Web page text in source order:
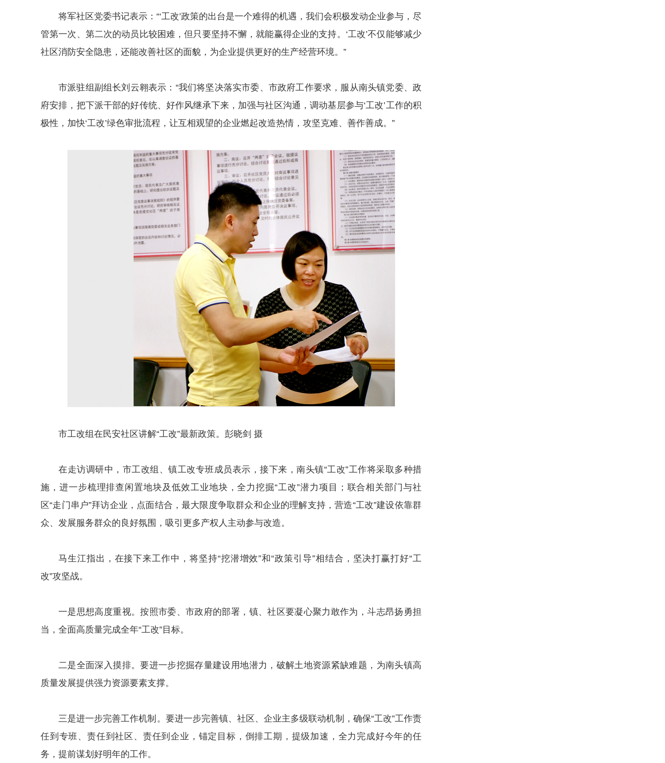
将军社区党委书记表示：“‘工改’政策的出台是一个难得的机遇，我们会积极发动企业参与，尽
管第一次、第二次的动员比较困难，但只要坚持不懈，就能赢得企业的支持。‘工改’不仅能够减少
社区消防安全隐患，还能改善社区的面貌，为企业提供更好的生产经营环境。”
市派驻组副组长刘云翱表示：“我们将坚决落实市委、市政府工作要求，服从南头镇党委、政
府安排，把下派干部的好传统、好作风继承下来，加强与社区沟通，调动基层参与‘工改’工作的积
极性，加快‘工改’绿色审批流程，让互相观望的企业燃起改造热情，攻坚克难、善作善成。”
市工改组在民安社区讲解“工改”最新政策。彭晓剑 摄
在走访调研中，市工改组、镇工改专班成员表示，接下来，南头镇“工改”工作将采取多种措
施，进一步梳理排查闲置地块及低效工业地块，全力挖掘“工改”潜力项目；联合相关部门与社
区“走门串户”拜访企业，点面结合，最大限度争取群众和企业的理解支持，营造“工改”建设依靠群
众、发展服务群众的良好氛围，吸引更多产权人主动参与改造。
马生江指出， 在接下来工作中，将坚持“挖潜增效”和“政策引导”相结合，坚决打赢打好“工
改”攻坚战。
一是思想高度重视。按照市委、市政府的部署，镇、社区要凝心聚力敢作为，斗志昂扬勇担
当，全面高质量完成全年“工改”目标。
二是全面深入摸排。要进一步挖掘存量建设用地潜力，破解土地资源紧缺难题，为南头镇高
质量发展提供强力资源要素支撑。
三是进一步完善工作机制。要进一步完善镇、社区、企业主多级联动机制，确保“工改”工作责
任到专班、责任到社区、责任到企业，锚定目标，倒排工期，提级加速，全力完成好今年的任
务，提前谋划好明年的工作。